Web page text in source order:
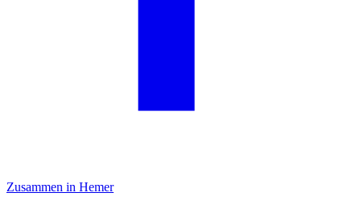
Zusammen in Hemer